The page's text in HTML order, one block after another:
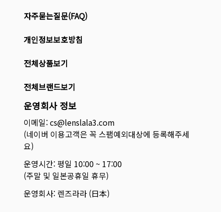
자주묻는질문(FAQ)
개인정보보호방침
전체상품보기
전체브랜드보기
운영회사 정보
이메일: cs@lenslala3.com
(네이버 이용고객은 꼭 스팸예외대상에 등록해주세
요)
운영시간: 평일 10:00 ~ 17:00
(주말 및 일본공휴일 휴무)
운영회사: 렌즈라라 (日本)